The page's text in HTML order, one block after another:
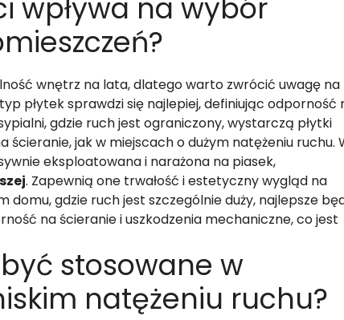
wpływa na wybór
wnętrz na lata, dlatego warto zwrócić uwagę na
płytek sprawdzi się najlepiej, definiując odporność
gdzie ruch jest ograniczony, wystarczą płytki
ścieranie, jak w miejscach o dużym natężeniu ruchu.
eksploatowana i narażona na piasek,
. Zapewnią one trwałość i estetyczny wygląd na
domu, gdzie ruch jest szczególnie duży, najlepsze
na ścieranie i uszkodzenia mechaniczne, co jest
stosowane w
natężeniu ruchu?